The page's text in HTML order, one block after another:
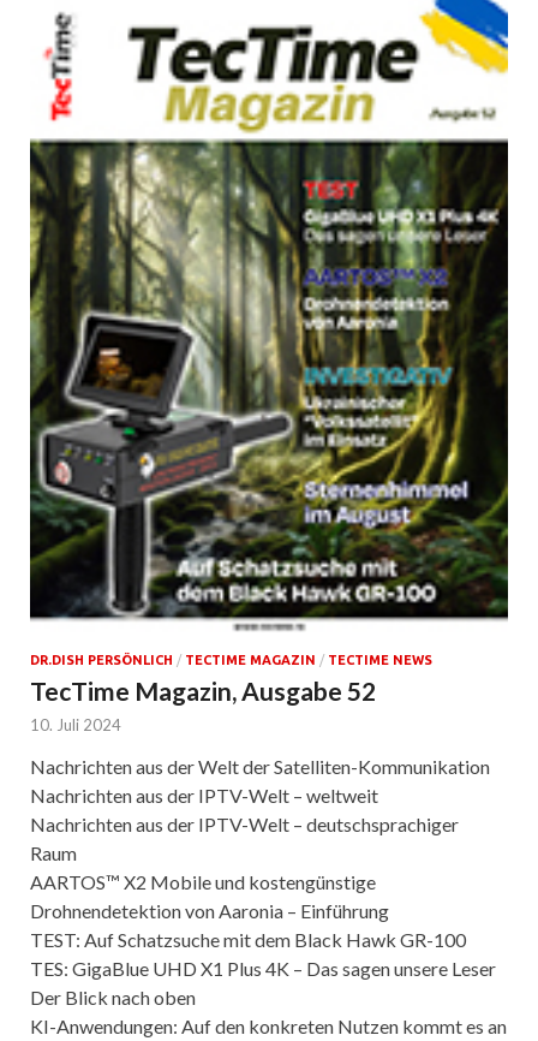
DR.DISH PERSÖNLICH / TECTIME MAGAZIN / TECTIME NEWS
TecTime Magazin, Ausgabe 52
10. Juli 2024
Nachrichten aus der Welt der Satelliten-Kommunikation
Nachrichten aus der IPTV-Welt – weltweit
Nachrichten aus der IPTV-Welt – deutschsprachiger
Raum
AARTOS™ X2 Mobile und kostengünstige
Drohnendetektion von Aaronia – Einführung
TEST: Auf Schatzsuche mit dem Black Hawk GR-100
TES: GigaBlue UHD X1 Plus 4K – Das sagen unsere Leser
Der Blick nach oben
KI-Anwendungen: Auf den konkreten Nutzen kommt es an